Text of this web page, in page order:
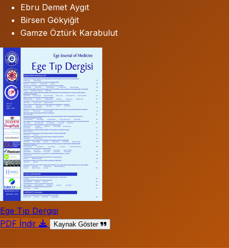
Ebru Demet Aygıt
Birsen Gökyiğit
Gamze Öztürk Karabulut
Ege Tıp Dergisi
PDF İndir
Kaynak Göster